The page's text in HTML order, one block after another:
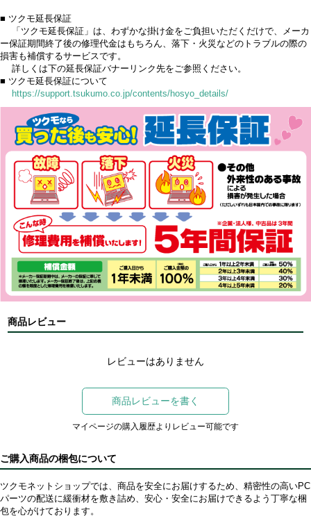
■ ツクモ延長保証
「ツクモ延長保証」は、わずかな掛け金をご負担いただくだけで、メーカ
ー保証期間終了後の修理代金はもちろん、落下・火災などのトラブルの際の
損害も補償するサービスです。
詳しくは下の延長保証バナーリンク先をご参照ください。
■ ツクモ延長保証について
https://support.tsukumo.co.jp/contents/hosyo_details/
商品レビュー
レビューはありません
商品レビューを書く
マイページの購入履歴よりレビュー可能です
ご購入商品の梱包について
ツクモネットショップでは、商品を安全にお届けするため、精密性の高いPC
パーツの配送に緩衝材を敷き詰め、安心・安全にお届けできるよう丁寧な梱
包を心がけております。